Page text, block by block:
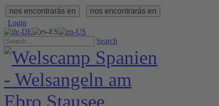
nos encontrarás en
nos encontrarás en
Login
Search